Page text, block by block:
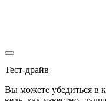
Тест-драйв
Вы можете убедиться в